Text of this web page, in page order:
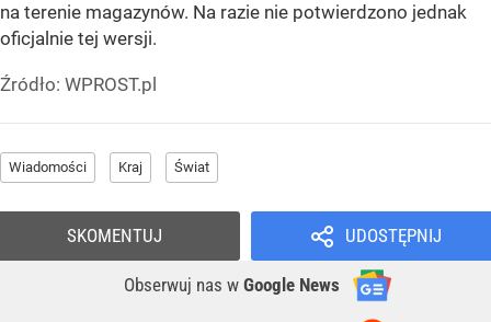
na terenie magazynów. Na razie nie potwierdzono jednak
oficjalnie tej wersji.
Źródło: WPROST.pl
Wiadomości Kraj Świat
UDOSTĘPNIJ
Obserwuj nas w Google News
SKOMENTUJ